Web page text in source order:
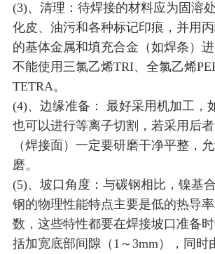
(3)、清理：待焊接的材料应为固溶
化皮、油污和各种标记印痕，并用
的基体金属和填充合金（如焊条）
不能使用三氯乙烯TRI、全氯乙烯
TETRA。
(4)、边缘准备： 最好采用机加工，
也可以进行等离子切割，若采用后
（焊接面）一定要研磨干净平整，
磨。
(5)、坡口角度：与碳钢相比，镍基
钢的物理性能特点主要是低的热导
数，这些特性都要在焊接坡口准备
括加宽底部间隙（1～3mm），同时